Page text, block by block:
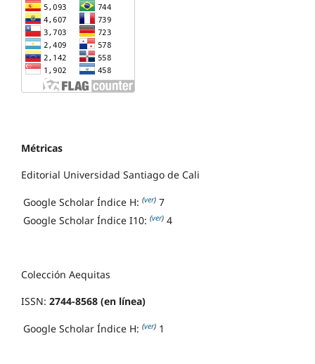
Métricas
Editorial Universidad Santiago de Cali
Google Scholar Índice H: (ver) 7
Google Scholar Índice I10: (ver) 4
Colección Aequitas
ISSN: 2744-8568 (en línea)
Google Scholar Índice H: (ver) 1